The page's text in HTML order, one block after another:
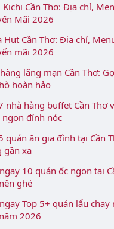
Kichi Cần Thơ: Địa chỉ,
Mãi 2026
Hut Cần Thơ: Địa chỉ,
mãi 2026
lãng mạn Cần Thơ:
hoàn hảo
nhà hàng buffet Cần Thơ
ngon đỉnh nóc
quán ăn gia đình tại Cần
gần xa
10 quán ốc ngon tại
ghé
Top 5+ quán lẩu chay
2026